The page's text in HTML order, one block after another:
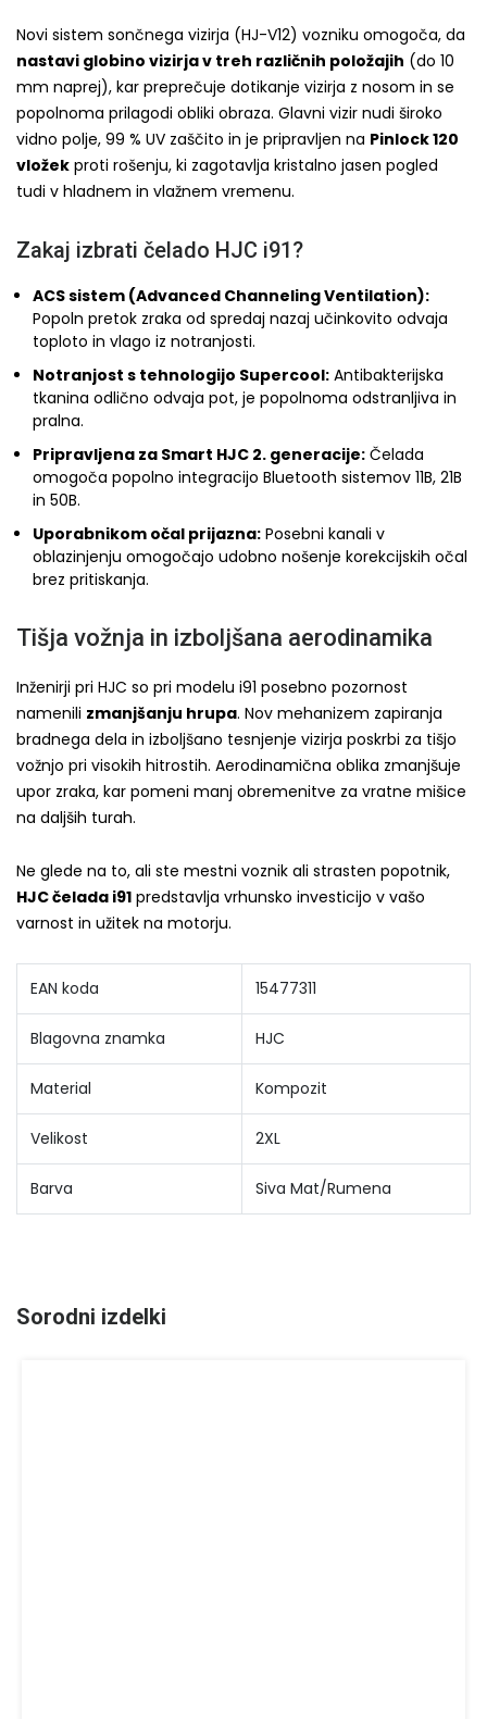
Novi sistem sončnega vizirja (HJ-V12) vozniku omogoča, da
nastavi globino vizirja v treh različnih položajih (do 10
mm naprej), kar preprečuje dotikanje vizirja z nosom in se
popolnoma prilagodi obliki obraza. Glavni vizir nudi široko
vidno polje, 99 % UV zaščito in je pripravljen na Pinlock 120
vložek proti rošenju, ki zagotavlja kristalno jasen pogled
tudi v hladnem in vlažnem vremenu.
Zakaj izbrati čelado HJC i91?
ACS sistem (Advanced Channeling Ventilation):
Popoln pretok zraka od spredaj nazaj učinkovito odvaja
toploto in vlago iz notranjosti.
Notranjost s tehnologijo Supercool: Antibakterijska
tkanina odlično odvaja pot, je popolnoma odstranljiva in
pralna.
Pripravljena za Smart HJC 2. generacije: Čelada
omogoča popolno integracijo Bluetooth sistemov 11B, 21B
in 50B.
Uporabnikom očal prijazna: Posebni kanali v
oblazinjenju omogočajo udobno nošenje korekcijskih očal
brez pritiskanja.
Tišja vožnja in izboljšana aerodinamika
Inženirji pri HJC so pri modelu i91 posebno pozornost
namenili zmanjšanju hrupa. Nov mehanizem zapiranja
bradnega dela in izboljšano tesnjenje vizirja poskrbi za tišjo
vožnjo pri visokih hitrostih. Aerodinamična oblika zmanjšuje
upor zraka, kar pomeni manj obremenitve za vratne mišice
na daljših turah.
Ne glede na to, ali ste mestni voznik ali strasten popotnik,
HJC čelada i91 predstavlja vrhunsko investicijo v vašo
varnost in užitek na motorju.
EAN koda 15477311
Blagovna znamka HJC
Material Kompozit
Velikost 2XL
Barva Siva Mat/Rumena
Sorodni izdelki